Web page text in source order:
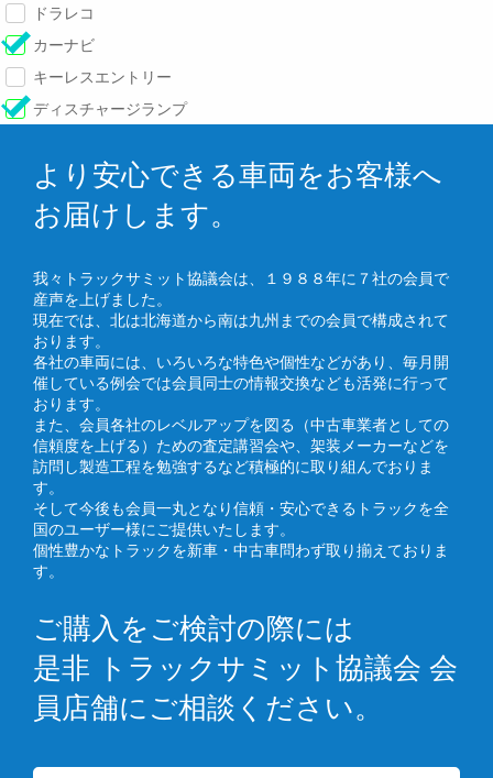
ドラレコ
カーナビ
キーレスエントリー
ディスチャージランプ
より安心できる車両をお客様へ
お届けします。
我々トラックサミット協議会は、１９８８年に７社の会員で
産声を上げました。
現在では、北は北海道から南は九州までの会員で構成されて
おります。
各社の車両には、いろいろな特色や個性などがあり、毎月開
催している例会では会員同士の情報交換なども活発に行って
おります。
また、会員各社のレベルアップを図る（中古車業者としての
信頼度を上げる）ための査定講習会や、架装メーカーなどを
訪問し製造工程を勉強するなど積極的に取り組んでおりま
す。
そして今後も会員一丸となり信頼・安心できるトラックを全
国のユーザー様にご提供いたします。
個性豊かなトラックを新車・中古車問わず取り揃えておりま
す。
ご購入をご検討の際には
是非 トラックサミット協議会 会
員店舗にご相談ください。